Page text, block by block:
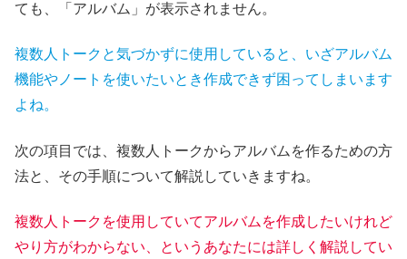
ても、「アルバム」が表示されません。
複数人トークと気づかずに使用していると、いざアルバム
機能やノートを使いたいとき作成できず困ってしまいます
よね。
次の項目では、複数人トークからアルバムを作るための方
法と、その手順について解説していきますね。
複数人トークを使用していてアルバムを作成したいけれど
やり方がわからない、というあなたには詳しく解説してい